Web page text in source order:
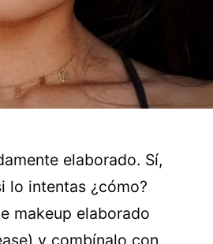
elaborado. Sí,
lo intentas ¿cómo?
makeup elaborado